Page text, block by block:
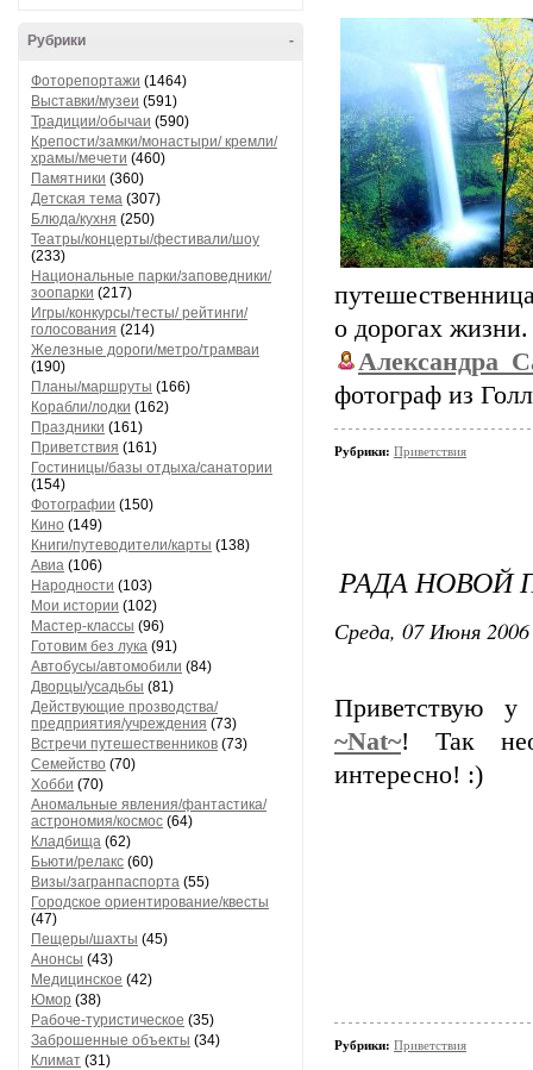
-
Рубрики
Фоторепортажи (1464)
Выставки/музеи (591)
Традиции/обычаи (590)
Крепости/замки/монастыри/ кремли/
храмы/мечети (460)
Памятники (360)
Детская тема (307)
Блюда/кухня (250)
Театры/концерты/фестивали/шоу
(233)
Национальные парки/заповедники/
зоопарки (217)
Игры/конкурсы/тесты/ рейтинги/
голосования (214)
Железные дороги/метро/трамваи
(190)
Планы/маршруты (166)
Корабли/лодки (162)
Праздники (161)
Приветствия (161)
Гостиницы/базы отдыха/санатории
(154)
Фотографии (150)
Кино (149)
Книги/путеводители/карты (138)
Авиа (106)
Народности (103)
Мои истории (102)
Мастер-классы (96)
Готовим без лука (91)
Автобусы/автомобили (84)
Дворцы/усадьбы (81)
Действующие прозводства/
предприятия/учреждения (73)
Встречи путешественников (73)
Семейство (70)
Хобби (70)
Аномальные явления/фантастика/
астрономия/космос (64)
Кладбища (62)
Бьюти/релакс (60)
Визы/загранпаспорта (55)
Городское ориентирование/квесты
(47)
Пещеры/шахты (45)
Анонсы (43)
Медицинское (42)
Юмор (38)
Рабоче-туристическое (35)
Заброшенные объекты (34)
Климат (31)
о дорогах жизни.
фотограф из
Рубрики: Приветствия
РАДА НОВОЙ
Среда, 07 Июня
Приветствую
~Nat~! Так
интересно! :)
Рубрики: Приветствия